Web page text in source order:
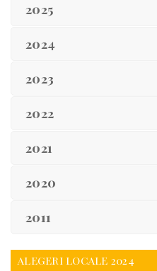
2025
2024
2023
2022
2021
2020
2011
ALEGERI LOCALE 2024